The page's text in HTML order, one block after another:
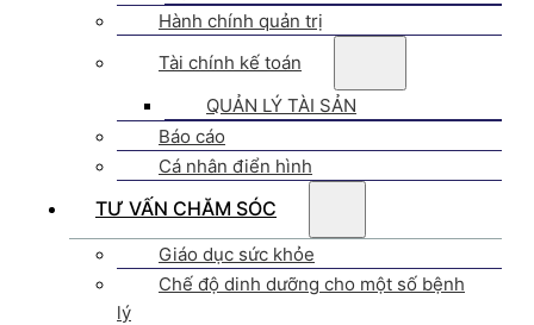
Hành chính quản trị
Tài chính kế toán
QUẢN LÝ TÀI SẢN
Báo cáo
Cá nhân điển hình
TƯ VẤN CHĂM SÓC
Giáo dục sức khỏe
Chế độ dinh dưỡng cho một số bệnh
lý